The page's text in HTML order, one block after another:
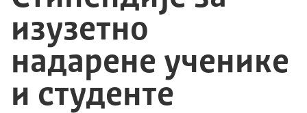
изузетно
надарене ученике
и студенте